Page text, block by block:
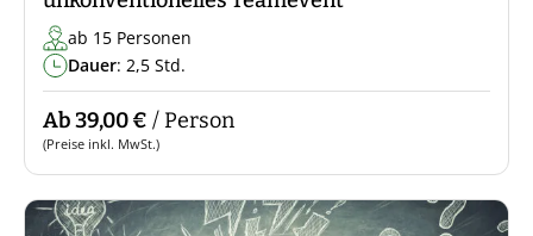
ab 15 Personen
Dauer: 2,5 Std.
Ab 39,00 € / Person
(Preise inkl. MwSt.)